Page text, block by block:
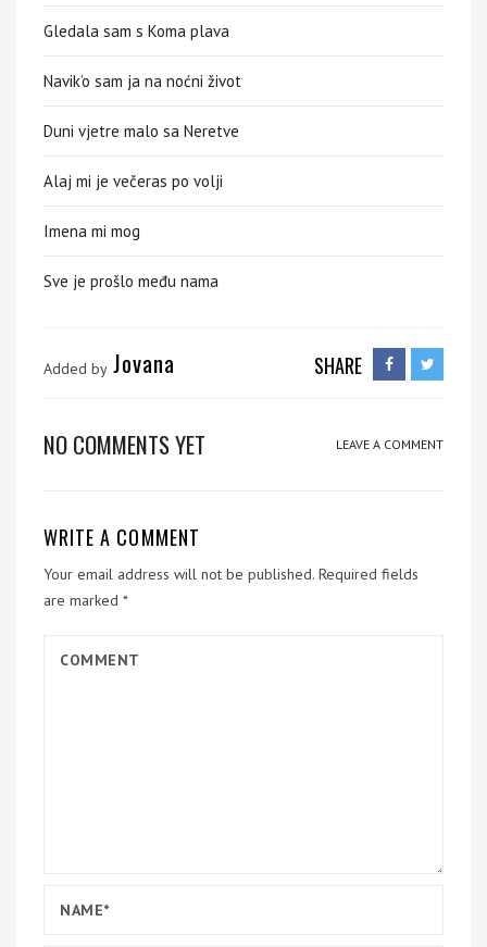
Gledala sam s Koma plava
Navik’o sam ja na noćni život
Duni vjetre malo sa Neretve
Alaj mi je večeras po volji
Imena mi mog
Sve je prošlo među nama
Added by Jovana SHARE
NO COMMENTS YET LEAVE A COMMENT
WRITE A COMMENT
Your email address will not be published. Required fields
are marked *